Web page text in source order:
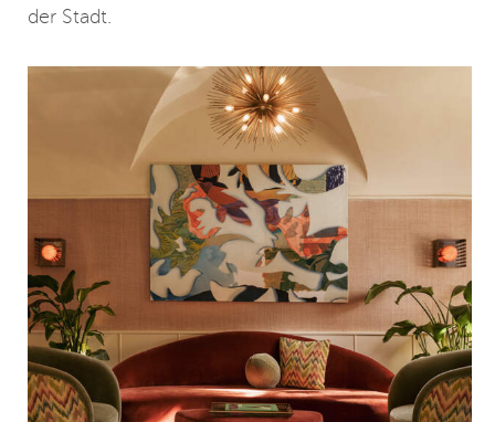
der Stadt.